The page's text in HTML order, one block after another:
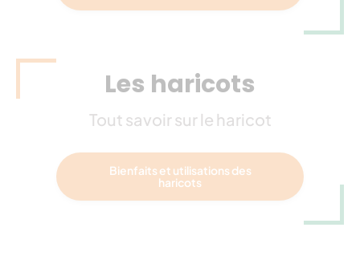
Les haricots
Tout savoir sur le haricot
Bienfaits et utilisations des
haricots